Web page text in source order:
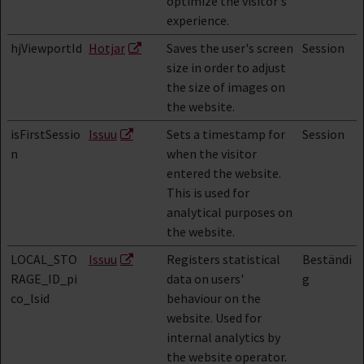
experience.
hjViewportId Hotjar
Saves the user's screen
size in order to adjust
the size of images on
the website.
Session
isFirstSessio
n
Issuu
Sets a timestamp for
when the visitor
entered the website.
This is used for
analytical purposes on
the website.
Session
LOCAL_STO
RAGE_ID_pi
co_lsid
Issuu
Registers statistical
data on users'
behaviour on the
website. Used for
internal analytics by
the website operator.
Beständi
g